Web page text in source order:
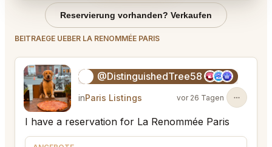
Reservierung vorhanden? Verkaufen
BEITRAEGE UEBER LA RENOMMÉE PARIS
@DistinguishedTree58
inParis Listings vor 26 Tagen
I have a reservation for La Renommée Paris